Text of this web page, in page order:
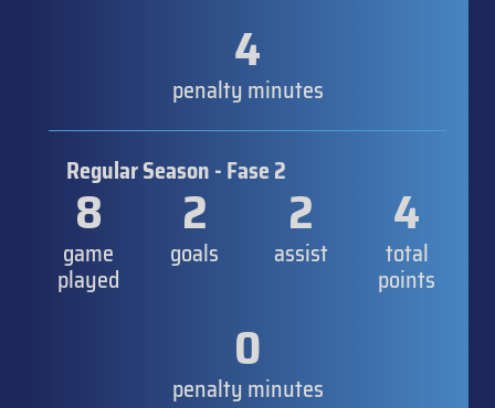
4
penalty minutes
Regular Season - Fase 2
8
game
played
2
goals
2
assist
4
total
points
0
penalty minutes